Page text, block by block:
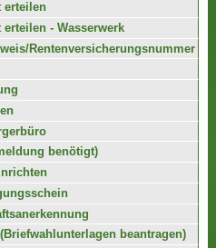
erteilen
- Wasserwerk
Rentenversicherungsnummer
benötigt)
beantragen)